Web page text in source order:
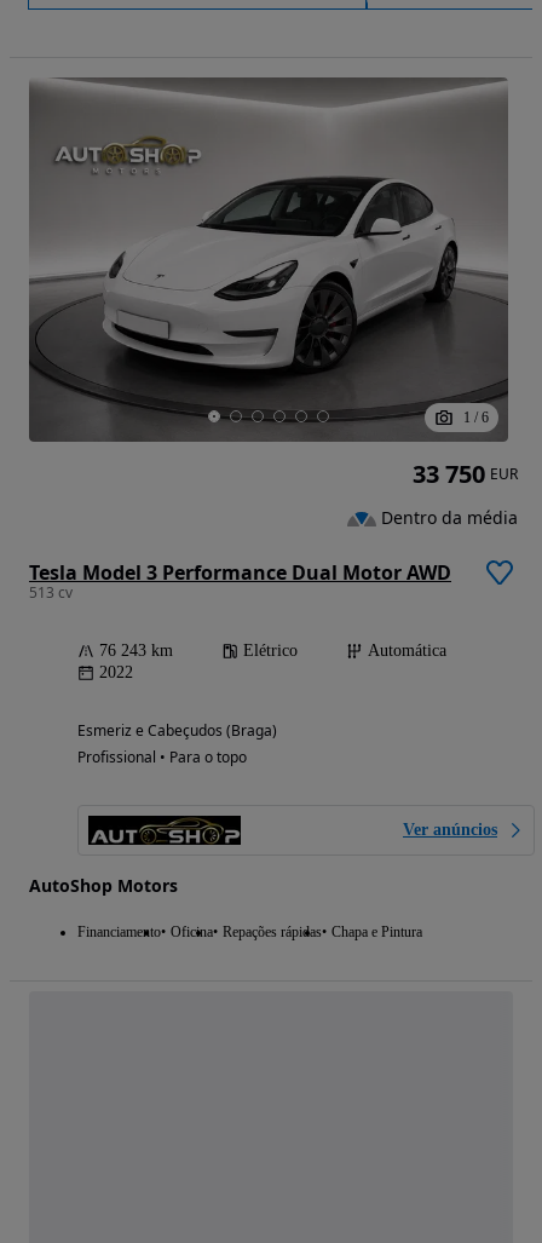
1 / 6
Tesla Model 3 Performance Dual Motor AWD
513 cv
76 243 km Elétrico
Automática
2022
Esmeriz e Cabeçudos (Braga)
Profissional • Para o topo
Ver anúncios
AutoShop Motors
Financiamento Oficina Repações rápidas Chapa e Pintura
33 750 EUR
Dentro da média